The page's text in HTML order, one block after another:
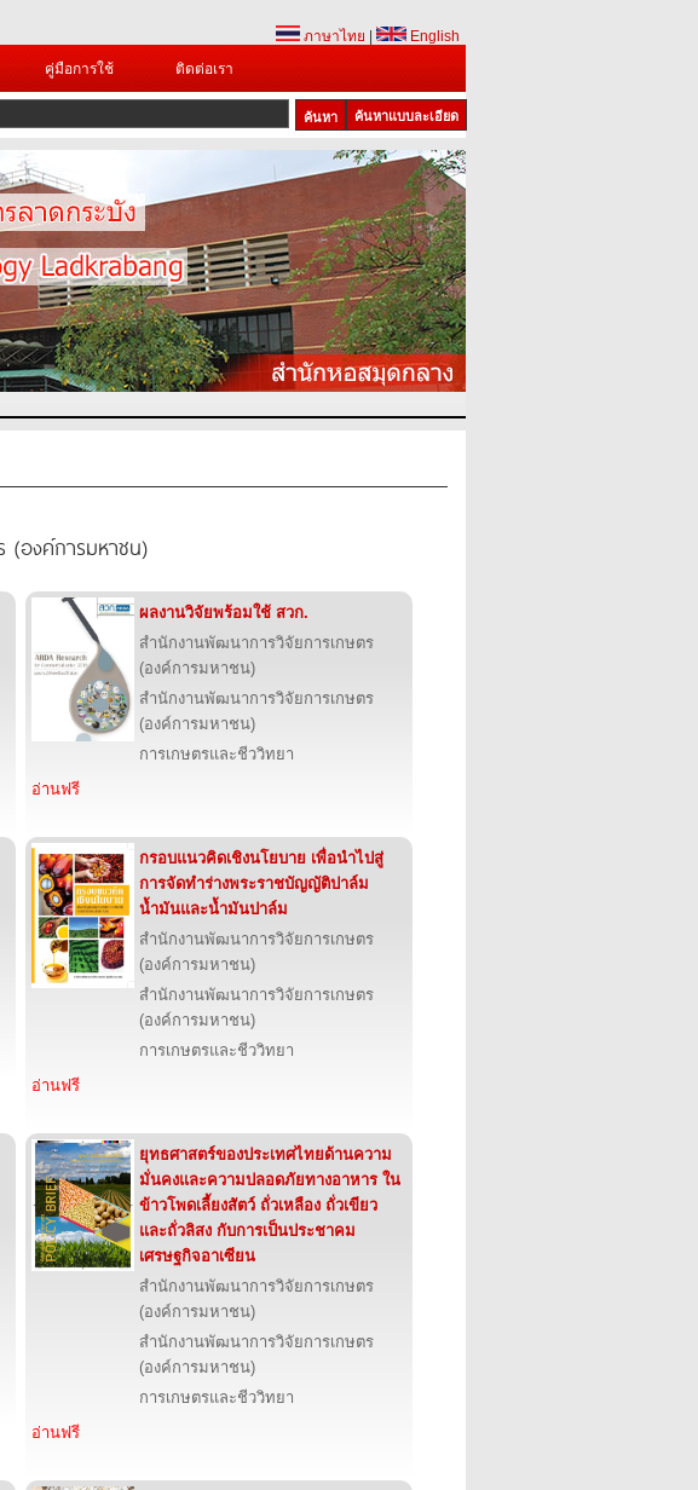
ภาษาไทย
English
คู่มือการใช้ ติดต่อเรา
ค้นหาแบบละเอียด
องค์การมหาชน)
ผลงานวิจัยพร้อมใช้ สวก.
สำนักงานพัฒนาการวิจัยการเกษตร
(องค์การมหาชน)
สำนักงานพัฒนาการวิจัยการเกษตร
(องค์การมหาชน)
การเกษตรและชีววิทยา
อ่านฟรี
กรอบแนวคิดเชิงนโยบาย เพื่อนำไปสู่
การจัดทำร่างพระราชบัญญัติปาล์ม
น้ำมันและน้ำมันปาล์ม
สำนักงานพัฒนาการวิจัยการเกษตร
(องค์การมหาชน)
สำนักงานพัฒนาการวิจัยการเกษตร
(องค์การมหาชน)
การเกษตรและชีววิทยา
อ่านฟรี
ยุทธศาสตร์ของประเทศไทยด้านความ
มั่นคงและความปลอดภัยทางอาหาร ใน
ข้าวโพดเลี้ยงสัตว์ ถั่วเหลือง ถั่วเขียว
และถั่วลิสง กับการเป็นประชาคม
เศรษฐกิจอาเซียน
สำนักงานพัฒนาการวิจัยการเกษตร
(องค์การมหาชน)
สำนักงานพัฒนาการวิจัยการเกษตร
(องค์การมหาชน)
การเกษตรและชีววิทยา
อ่านฟรี